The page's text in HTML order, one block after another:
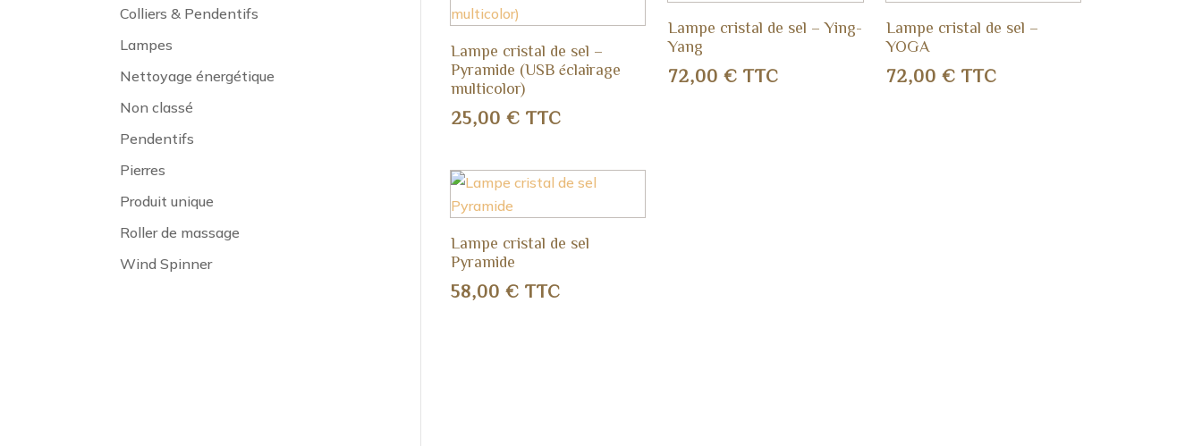
Colliers & Pendentifs
Lampes
Nettoyage énergétique
Non classé
Pendentifs
Pierres
Produit unique
Roller de massage
Wind Spinner
Lampe cristal de sel –
Pyramide (USB éclairage
multicolor)
25,00 € TTC
Lampe cristal de sel – Ying-
Yang
72,00€ TTC
Lampe cristal de sel –
YOGA
72,00€ TTC
Lampe cristal de sel
Pyramide
58,00 € TTC